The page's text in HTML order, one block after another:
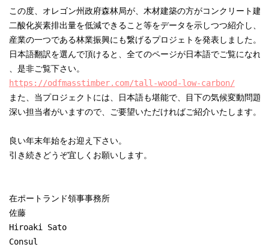
この度、オレゴン州政府森林局が、木材建築の方がコンクリート建
二酸化炭素排出量を低減できること等をデータを示しつつ紹介し、
産業の一つである林業振興にも繋げるプロジェトを発表しました。
日本語翻訳を選んで頂けると、全てのページが日本語でご覧になれ
https://odfmasstimber.com/tall-wood-low-carbon/
また、当プロジェクトには、日本語も堪能で、目下の気候変動問題
深い担当者がいますので、ご要望いただければご紹介いたします。
良い年末年始をお迎え下さい。
引き続きどうぞ宜しくお願いします。
在ポートランド領事事務所
佐藤
Hiroaki Sato
Consul